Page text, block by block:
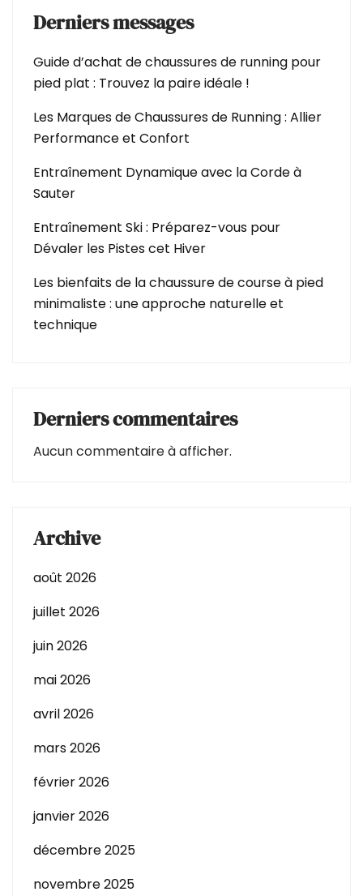
Derniers messages
Guide d’achat de chaussures de running pour
pied plat : Trouvez la paire idéale !
Les Marques de Chaussures de Running : Allier
Performance et Confort
Entraînement Dynamique avec la Corde à
Sauter
Entraînement Ski : Préparez-vous pour
Dévaler les Pistes cet Hiver
Les bienfaits de la chaussure de course à pied
minimaliste : une approche naturelle et
technique
Derniers commentaires
Aucun commentaire à afficher.
Archive
août 2026
juillet 2026
juin 2026
mai 2026
avril 2026
mars 2026
février 2026
janvier 2026
décembre 2025
novembre 2025